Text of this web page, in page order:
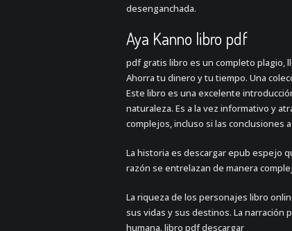
desenganchada.
Aya Kanno libro pdf
pdf gratis libro es un completo plagio,
Ahorra tu dinero y tu tiempo. Una
Este libro es una excelente
naturaleza. Es a la vez informativo y
complejos, incluso si las conclusiones
La historia es descargar epub espejo
razón se entrelazan de manera
La riqueza de los personajes libro
sus vidas y sus destinos. La narración
humana. libro pdf descargar